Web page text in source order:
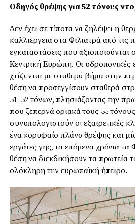
Οδηγός θρέψης για 52 τόνους
∆εν έχει σε τίποτα να ζηλέψει η
καλλιέργεια στα Φιλιατρά από τις
εγκαταστάσεις που αξιοποιούνται
Κεντρική Ευρώπη. Οι υδροπονικές
χτίζονται µε σταθερό βήµα στην
θέση να προσεγγίσουν σταθερά
51-52 τόνων, πλησιάζοντας την
που ξεπερνά οριακά τους 55
συνυπολογιστούν οι εξαιρετικές
ένα κορυφαίο πλάνο θρέψης και
εργάτες γης, τα επόµενα χρόνια τα
θέση να διεκδικήσουν τα πρωτεία
ολόκληρη την ευρωπαϊκή ήπειρο.